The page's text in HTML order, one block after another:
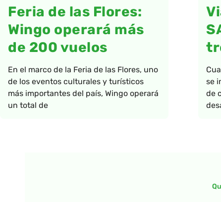
Feria de las Flores:
Wingo operará más
de 200 vuelos
En el marco de la Feria de las Flores, uno
de los eventos culturales y turísticos
más importantes del país, Wingo operará
un total de
se
de